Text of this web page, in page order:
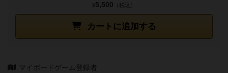
カートに追加する
¥5,500 （税込）
マイボードゲーム登録者